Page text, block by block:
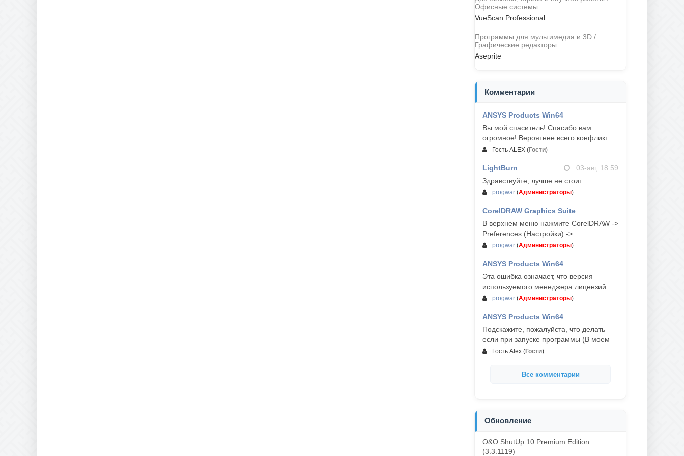
Офисные системы
VueScan Professional
Программы для мультимедиа и 3D /
Графические редакторы
Aseprite
Комментарии
ANSYS Products Win64
Вы мой спаситель! Спасибо вам
огромное! Вероятнее всего конфликт
Гость ALEX (Гости)
LightBurn
03-авг, 18:59
Здравствуйте, лучше не стоит
progwar (Администраторы)
CorelDRAW Graphics Suite
03-авг, 18:58
В верхнем меню нажмите CorelDRAW ->
Preferences (Настройки) ->
progwar (Администраторы)
ANSYS Products Win64
Эта ошибка означает, что версия
используемого менеджера лицензий
progwar (Администраторы)
ANSYS Products Win64
Подскажите, пожалуйста, что делать
если при запуске программы (В моем
Гость Alex (Гости)
Все комментарии
Обновление
O&O ShutUp 10 Premium Edition
(3.3.1119)